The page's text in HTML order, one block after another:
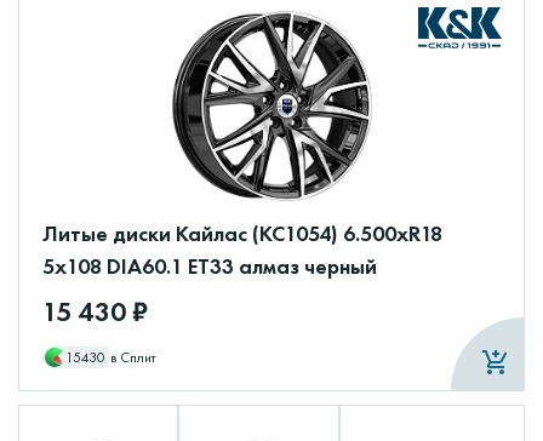
Литые диски Кайлас (КС1054) 6.500xR18
5x108 DIA60.1 ET33 алмаз черный
15 430 ₽
15430 в Сплит